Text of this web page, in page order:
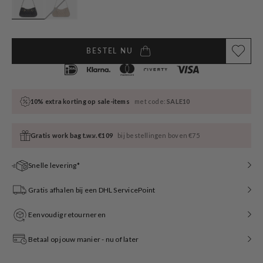
BESTEL NU
10% extra korting op sale-items met code:SALE10
Gratis work bag t.w.v. €109 bij bestellingen boven €75
Snelle levering*
Gratis afhalen bij een DHL ServicePoint
Eenvoudig retourneren
Betaal op jouw manier - nu of later